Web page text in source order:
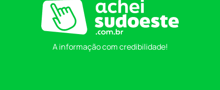
A informação com credibilidade!